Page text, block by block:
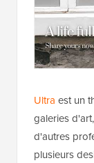
Ultra est un
galeries
d'autres
plusieurs